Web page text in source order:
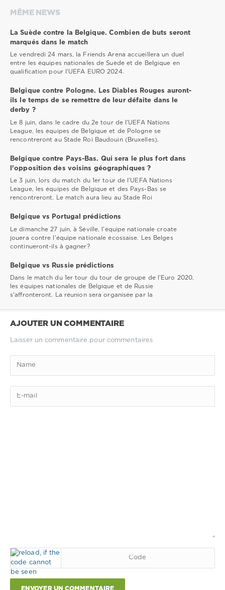
MÊME NEWS
La Suède contre la Belgique. Combien de buts seront
marqués dans le match
Le vendredi 24 mars, la Friends Arena accueillera un duel
entre les équipes nationales de Suède et de Belgique en
qualification pour l'UEFA EURO 2024.
Belgique contre Pologne. Les Diables Rouges auront-
ils le temps de se remettre de leur défaite dans le
derby ?
Le 8 juin, dans le cadre du 2e tour de l'UEFA Nations
League, les équipes de Belgique et de Pologne se
rencontreront au Stade Roi Baudouin (Bruxelles).
Belgique contre Pays-Bas. Qui sera le plus fort dans
l'opposition des voisins géographiques ?
Le 3 juin, lors du match du 1er tour de l'UEFA Nations
League, les équipes de Belgique et des Pays-Bas se
rencontreront. Le match aura lieu au Stade Roi
Belgique vs Portugal prédictions
Le dimanche 27 juin, à Séville, l'équipe nationale croate
jouera contre l'équipe nationale écossaise. Les Belges
continueront-ils à gagner?
Belgique vs Russie prédictions
Dans le match du 1er tour du tour de groupe de l'Euro 2020,
les équipes nationales de Belgique et de Russie
s'affronteront. La réunion sera organisée par la
AJOUTER UN COMMENTAIRE
Laisser un commentaire pour commentaires
ENVOYER UN COMMENTAIRE